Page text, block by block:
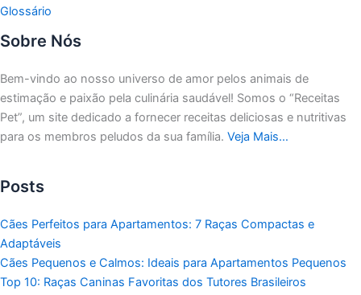
Glossário
Sobre Nós
Bem-vindo ao nosso universo de amor pelos animais de
estimação e paixão pela culinária saudável! Somos o “Receitas
Pet”, um site dedicado a fornecer receitas deliciosas e nutritivas
para os membros peludos da sua família. Veja Mais…
Posts
Cães Perfeitos para Apartamentos: 7 Raças Compactas e
Adaptáveis
Cães Pequenos e Calmos: Ideais para Apartamentos Pequenos
Top 10: Raças Caninas Favoritas dos Tutores Brasileiros